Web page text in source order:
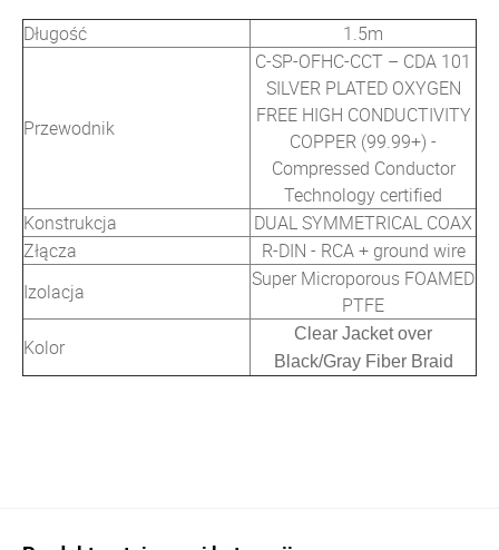
Długość 1.5m
Przewodnik
C-SP-OFHC-CCT – CDA 101
SILVER PLATED OXYGEN
FREE HIGH CONDUCTIVITY
COPPER (99.99+) -
Compressed Conductor
Technology certified
Konstrukcja
DUAL SYMMETRICAL COAX
Złącza
R-DIN - RCA + ground wire
Izolacja
Super Microporous FOAMED
PTFE
Kolor
Clear Jacket over
Black/Gray Fiber Braid